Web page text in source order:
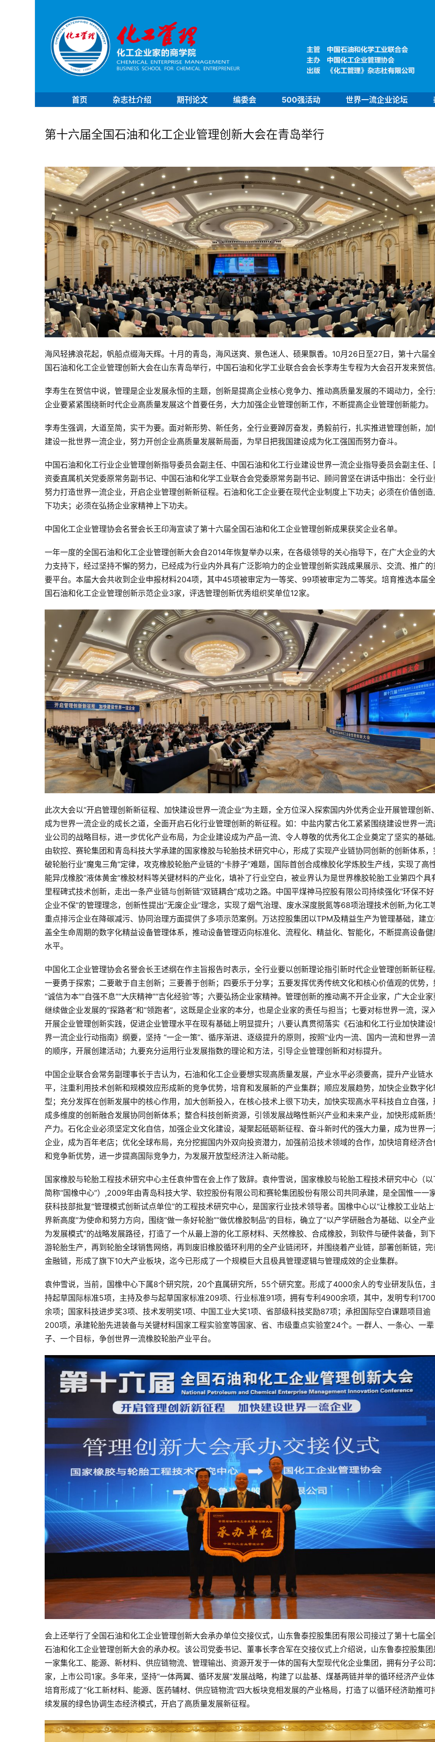
首页 杂志社介绍 期刊论文 编委会 500强活动 世界一流企业论坛
第十六届全国石油和化工企业管理创新大会在青岛举行
海风轻拂浪花起，帆船点缀海天辉。十月的青岛，海风送爽、景色迷人、硕果飘香。10月26日至27日，第十六届
国石油和化工企业管理创新大会在山东青岛举行，中国石油和化学工业联合会会长李寿生专程为大会召开发来贺信
李寿生在贺信中说，管理是企业发展永恒的主题，创新是提高企业核心竞争力、推动高质量发展的不竭动力，全行
企业要紧紧围绕新时代企业高质量发展这个首要任务，大力加强企业管理创新工作，不断提高企业管理创新能力。
李寿生强调，大道至简，实干为要。面对新形势、新任务，全行业要踔厉奋发，勇毅前行，扎实推进管理创新，加
建设一批世界一流企业，努力开创企业高质量发展新局面，为早日把我国建设成为化工强国而努力奋斗。
中国石油和化工行业企业管理创新指导委员会副主任、中国石油和化工行业建设世界一流企业指导委员会副主任、
资委直属机关党委原常务副书记、中国石油和化学工业联合会党委原常务副书记、顾问曾坚在讲话中指出：全行业
努力打造世界一流企业，开启企业管理创新新征程。石油和化工企业要在现代企业制度上下功夫；必须在价值创造
下功夫；必须在弘扬企业家精神上下功夫。
中国化工企业管理协会名誉会长王印海宣读了第十六届全国石油和化工企业管理创新成果获奖企业名单。
一年一度的全国石油和化工企业管理创新大会自2014年恢复举办以来，在各级领导的关心指导下，在广大企业的大
力支持下，经过坚持不懈的努力，已经成为行业内外具有广泛影响力的企业管理创新实践成果展示、交流、推广的
要平台。本届大会共收到企业申报材料204项，其中45项被审定为一等奖、99项被审定为二等奖。培育推选本届
国石油和化工企业管理创新示范企业3家，评选管理创新优秀组织奖单位12家。
此次大会以“开启管理创新新征程、加快建设世界一流企业”为主题，全方位深入探索国内外优秀企业开展管理创新、
成为世界一流企业的成长之道，全面开启石化行业管理创新的新征程。如：中盐内蒙古化工紧紧围绕建设世界一流
业公司的战略目标，进一步优化产业布局，为企业建设成为产品一流、令人尊敬的优秀化工企业奠定了坚实的基础
由软控、赛轮集团和青岛科技大学承建的国家橡胶与轮胎技术研究中心，形成了实现产业链协同创新的创新体系，
破轮胎行业“魔鬼三角”定律，攻克橡胶轮胎产业链的“卡脖子”难题，国际首创合成橡胶化学炼胶生产线，实现了高
能异戊橡胶“液体黄金”橡胶材料等关键材料的产业化，填补了行业空白，被业界认为是世界橡胶轮胎工业第四个具
里程碑式技术创新，走出一条产业链与创新链“双链耦合”成功之路。中国平煤神马控股有限公司持续强化“环保不好
企业不保”的管理理念，创新性提出“无废企业”理念，实现了烟气治理、废水深度脱氮等68项治理技术创新,为化工
重点排污企业在降碳减污、协同治理方面提供了多项示范案例。万达控股集团以TPM及精益生产为管理基础，建
盖全生命周期的数字化精益设备管理体系，推动设备管理迈向标准化、流程化、精益化、智能化，不断提高设备健
水平。
中国化工企业管理协会名誉会长王述纲在作主旨报告时表示，全行业要以创新理论指引新时代企业管理创新新征程
一要勇于探索；二要敢于自主创新；三要善于创新；四要乐于分享；五要发挥优秀传统文化和核心价值观的优势，
“诚信为本”“自强不息”“大庆精神”“吉化经验”等；六要弘扬企业家精神。管理创新的推动离不开企业家，广大企业家
继续做企业发展的“探路者”和“领跑者”，这既是企业家的本分，也是企业家的责任与担当；七要对标世界一流，深
开展企业管理创新实践，促进企业管理水平在现有基础上明显提升；八要认真贯彻落实《石油和化工行业加快建设
界一流企业行动指南》纲要，坚持 “一企一策”、循序渐进、逐级提升的原则，按照“业内一流、国内一流和世界一
的顺序，开展创建活动；九要充分运用行业发展指数的理论和方法，引导企业管理创新和对标提升。
中国企业联合会常务副理事长于吉认为，石油和化工企业要想实现高质量发展，产业水平必须要高，提升产业链水
平，注重利用技术创新和规模效应形成新的竞争优势，培育和发展新的产业集群；顺应发展趋势，加快企业数字化
型；充分发挥在创新发展中的核心作用，加大创新投入，在核心技术上很下功夫，加快实现高水平科技自立自强，
成多维度的创新融合发展协同创新体系；整合科技创新资源，引领发展战略性新兴产业和未来产业，加快形成新质
产力。石化企业必须坚定文化自信，加强企业文化建设，凝聚起砥砺新征程、奋斗新时代的强大力量，成为世界一
企业，成为百年老店；优化全球布局，充分挖掘国内外双向投资潜力，加强前沿技术领域的合作，加快培育经济合
和竞争新优势，进一步提高国际竞争力，为发展开放型经济注入新动能。
国家橡胶与轮胎工程技术研究中心主任袁仲雪在会上作了致辞。袁仲雪说，国家橡胶与轮胎工程技术研究中心（以
简称“国橡中心”）,2009年由青岛科技大学、软控股份有限公司和赛轮集团股份有限公司共同承建，是全国惟一一
获科技部批复“管理模式创新试点单位”的工程技术研究中心，是国家行业技术领导者。国橡中心以“让橡胶工业站
界新高度”为使命和努力方向，围绕“做一条好轮胎”“做优橡胶制品”的目标，确立了“以产学研融合为基础、以全产
为发展模式”的战略发展路径，打造了一个从最上游的化工原材料、天然橡胶、合成橡胶，到软件与硬件装备，到
游轮胎生产，再到轮胎全球销售网络，再到废旧橡胶循环利用的全产业链闭环，并围绕着产业链，部署创新链，完
金融链，形成了旗下10大产业板块，迄今已形成了一个规模巨大且极具管理逻辑与管理成效的企业集群。
袁仲雪说，当前，国橡中心下属8个研究院，20个直属研究所，55个研究室。形成了4000余人的专业研发队伍，
持起草国际标准5项，主持及参与起草国家标准209项、行业标准91项，拥有专利4900余项，其中，发明专利1700
余项；国家科技进步奖3项、技术发明奖1项、中国工业大奖1项、省部级科技奖励87项；承担国际空白课题项目逾
200项，承建轮胎先进装备与关键材料国家工程实验室等国家、省、市级重点实验室24个。一群人、一条心、一辈
子、一个目标，争创世界一流橡胶轮胎产业平台。
会上还举行了全国石油和化工企业管理创新大会承办单位交接仪式，山东鲁泰控股集团有限公司接过了第十七届全
石油和化工企业管理创新大会的承办权。该公司党委书记、董事长李合军在交接仪式上介绍说，山东鲁泰控股集团
一家集化工、能源、新材料、供应链物流、管理输出、资源开发于一体的国有大型现代化企业集团，拥有分子公司
家，上市公司1家。多年来，坚持“一体两翼、循环发展”发展战略，构建了以盐基、煤基两链并举的循环经济产业体
培育形成了“化工新材料、能源、医药辅材、供应链物流”四大板块竞相发展的产业格局，打造了以循环经济助推可
续发展的绿色协调生态经济模式，开启了高质量发展新征程。